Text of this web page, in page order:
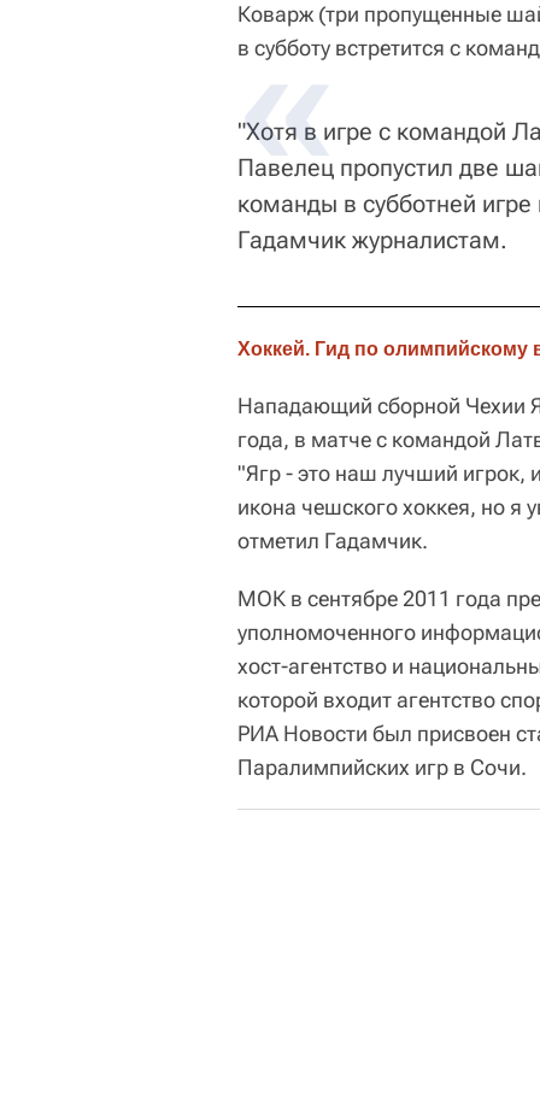
Коварж (три пропущенные
в субботу встретится с
"Хотя в игре с командой
Павелец пропустил две
команды в субботней
Гадамчик журналистам.
Хоккей. Гид по олимпийскому
Нападающий сборной Чехии
года, в матче с командой
"Ягр - это наш лучший игрок,
икона чешского хоккея, но я
отметил Гадамчик.
МОК в сентябре 2011 года
уполномоченного
хост-агентство и
которой входит агентство
РИА Новости был присвоен
Паралимпийских игр в Сочи.